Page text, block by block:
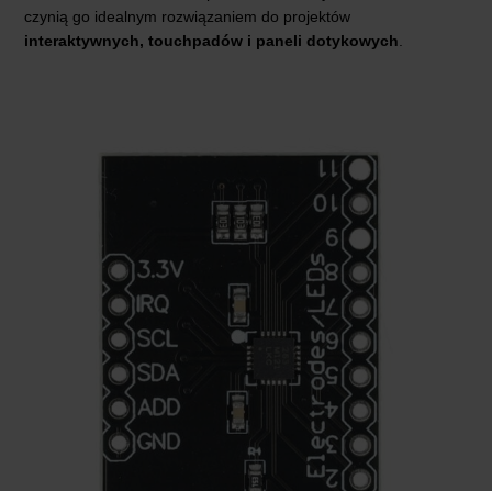
czynią go idealnym rozwiązaniem do projektów
interaktywnych, touchpadów i paneli dotykowych